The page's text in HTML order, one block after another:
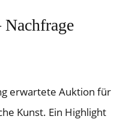
erwartete Auktion für
Kunst. Ein Highlight